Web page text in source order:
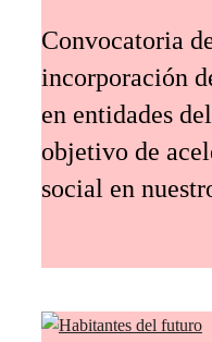
Convocatoria
incorporación
en entidades
objetivo de
social en